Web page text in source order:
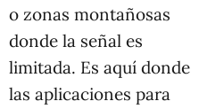
o zonas montañosas
donde la señal es
limitada. Es aquí donde
las aplicaciones para